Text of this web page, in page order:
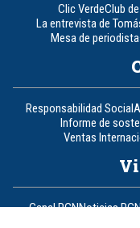
Clic VerdeClub
La entrevista de
Mesa de
Responsabilidad Social
Informe de
Ventas
Canal RCNNoticias